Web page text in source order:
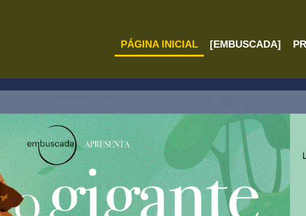
PÁGINA INICIAL [EMBUSCADA]